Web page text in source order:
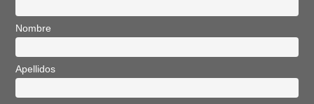
Nombre
Apellidos